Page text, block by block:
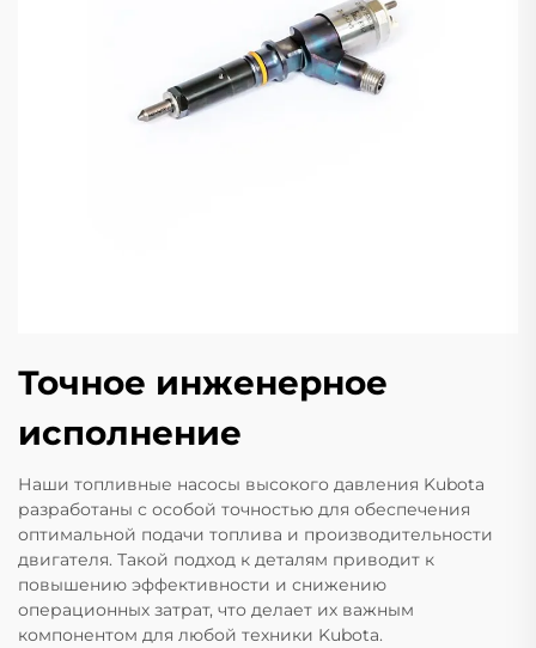
Точное инженерное
исполнение
Наши топливные насосы высокого давления Kubota
разработаны с особой точностью для обеспечения
оптимальной подачи топлива и производительности
двигателя. Такой подход к деталям приводит к
повышению эффективности и снижению
операционных затрат, что делает их важным
компонентом для любой техники Kubota.